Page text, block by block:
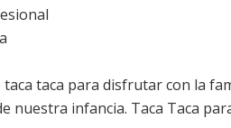
taca para disfrutar con la
nuestra infancia. Taca Taca